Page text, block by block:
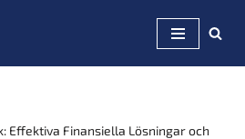
Effektiva Finansiella Lösningar och